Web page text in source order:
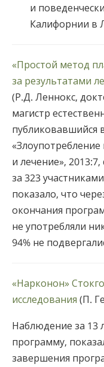
и
Калифорнии в
«Простой метод
за результатами
(Р.Д. Леннокс,
магистр
публиковавшийся
и лечение»,
за 323
показало, что
окончания
не употребляли
94% не
«Нарконон»
исследования (П.
Наблюдение за
программу,
завершения